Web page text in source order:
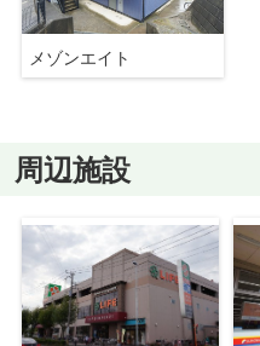
メゾンエイト
周辺施設